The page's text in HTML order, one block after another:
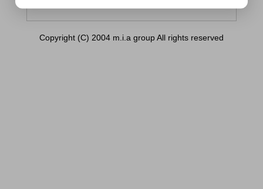
Copyright (C) 2004 m.i.a group All rights reserved